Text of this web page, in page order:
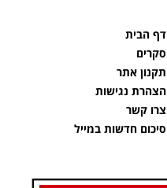
דף הבית
סקרים
תקנון אתר
הצהרת נגישות
צרו קשר
סיכום חדשות במייל